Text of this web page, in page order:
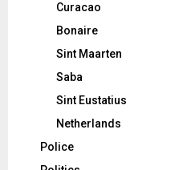
Curacao
Bonaire
Sint Maarten
Saba
Sint Eustatius
Netherlands
Police